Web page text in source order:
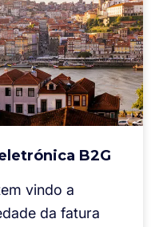
B2G
vindo a
da fatura